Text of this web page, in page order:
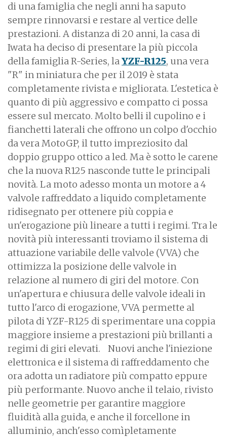
di una famiglia che negli anni ha saputo
sempre rinnovarsi e restare al vertice delle
prestazioni. A distanza di 20 anni, la casa di
Iwata ha deciso di presentare la più piccola
della famiglia R-Series, laYZF-R125, una vera
"R" in miniatura che per il 2019 è stata
completamente rivista e migliorata. L'estetica è
quanto di più aggressivo e compatto ci possa
essere sul mercato. Molto belli il cupolino e i
fianchetti laterali che offrono un colpo d'occhio
da vera MotoGP, il tutto impreziosito dal
doppio gruppo ottico a led. Ma è sotto le carene
che la nuova R125 nasconde tutte le principali
novità. La moto adesso monta un motore a 4
valvole raffreddato a liquido completamente
ridisegnato per ottenere più coppia e
un'erogazione più lineare a tutti i regimi. Tra le
novità più interessanti troviamo il sistema di
attuazione variabile delle valvole (VVA) che
ottimizza la posizione delle valvole in
relazione al numero di giri del motore. Con
un'apertura e chiusura delle valvole ideali in
tutto l'arco di erogazione, VVA permette al
pilota di YZF-R125 di sperimentare una coppia
maggiore insieme a prestazioni più brillanti a
regimi di giri elevati. Nuovi anche l'iniezione
elettronica e il sistema di raffreddamento che
ora adotta un radiatore più compatto eppure
più performante. Nuovo anche il telaio, rivisto
nelle geometrie per garantire maggiore
fluidità alla guida, e anche il forcellone in
alluminio, anch'esso comìpletamente